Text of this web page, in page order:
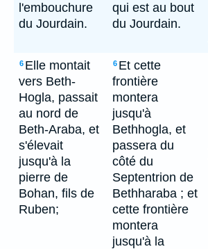
l'embouchure
du Jourdain.
qui est au bout
du Jourdain.
6 Elle montait
vers Beth-
Hogla, passait
au nord de
Beth-Araba, et
s'élevait
jusqu'à la
pierre de
Bohan, fils de
Ruben;
6 Et cette
frontière
montera
jusqu'à
Bethhogla, et
passera du
côté du
Septentrion de
Bethharaba ; et
cette frontière
montera
jusqu'à la